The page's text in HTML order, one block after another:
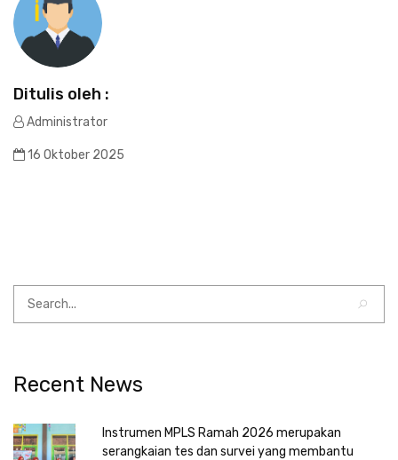
Ditulis oleh :
Administrator
16 Oktober 2025
Recent News
Instrumen MPLS Ramah 2026 merupakan
serangkaian tes dan survei yang membantu